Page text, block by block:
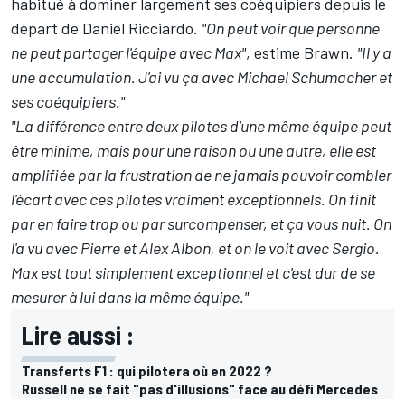
départ de Daniel Ricciardo. "On peut voir que personne
ne peut partager l'équipe avec Max", estime Brawn. "Il y a
une accumulation. J'ai vu ça avec Michael Schumacher et
ses coéquipiers."
"La différence entre deux pilotes d'une même équipe peut
être minime, mais pour une raison ou une autre, elle est
amplifiée par la frustration de ne jamais pouvoir combler
l'écart avec ces pilotes vraiment exceptionnels. On finit
par en faire trop ou par surcompenser, et ça vous nuit. On
l'a vu avec Pierre et Alex Albon, et on le voit avec Sergio.
Max est tout simplement exceptionnel et c'est dur de se
mesurer à lui dans la même équipe."
Lire aussi :
Transferts F1 : qui pilotera où en 2022 ?
Russell ne se fait "pas d'illusions" face au défi Mercedes